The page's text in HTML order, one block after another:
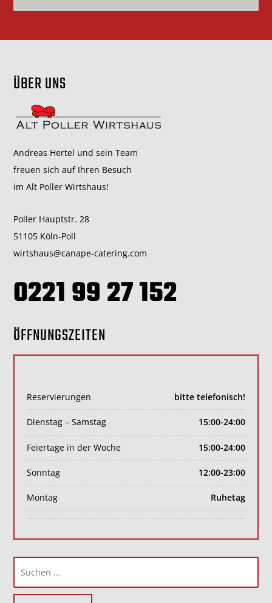
ÜBER UNS
Andreas Hertel und sein Team
freuen sich auf Ihren Besuch
im Alt Poller Wirtshaus!
Poller Hauptstr. 28
51105 Köln-Poll
wirtshaus@canape-catering.com
0221 99 27 152
ÖFFNUNGSZEITEN
Reservierungen bitte telefonisch!
Dienstag – Samstag 15:00-24:00
Feiertage in der Woche 15:00-24:00
Sonntag 12:00-23:00
Montag Ruhetag